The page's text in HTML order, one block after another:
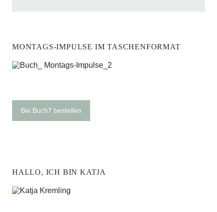
MONTAGS-IMPULSE IM TASCHENFORMAT
Bei Buch7 bestellen
HALLO, ICH BIN KATJA